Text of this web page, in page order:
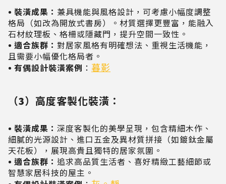
• 裝潢成果： 兼具機能與風格設計，可考慮小幅度調整
格局（如改為開放式書房）。材質選擇更豐富，能融入
石材紋理板、格柵或隱藏門，提升空間一致性。
• 適合族群： 對居家風格有明確想法、重視生活機能，
且需要小幅優化格局者。
• 有偶設計裝潢案例 ： 暮影
（3）高度客製化裝潢：
• 裝潢成果： 深度客製化的美學呈現，包含精細木作、
細膩的光源設計、進口五金及異材質拼接（如鍍鈦金屬
天花板），展現高貴且獨特的居家氛圍。
• 適合族群： 追求高品質生活者、喜好精緻工藝細節或
智慧家居科技的屋主。